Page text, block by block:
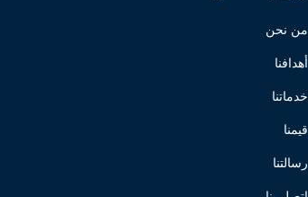
من نحن
أهدافنا
خدماتنا
قيمنا
رسالتنا